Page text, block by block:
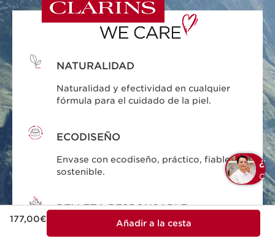
177,00€ Añadir a la cesta
NATURALIDAD
Naturalidad y efectividad en cualquier
fórmula para el cuidado de la piel.
ECODISEÑO
Envase con ecodiseño, práctico, fiable y
sostenible.
BELLEZA RESPONSABLE